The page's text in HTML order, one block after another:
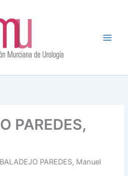
PAREDES,
PAREDES, Manuel